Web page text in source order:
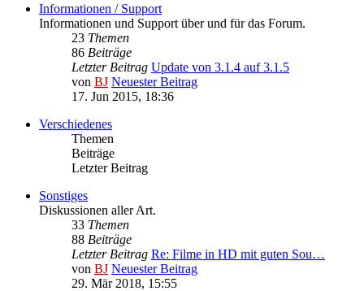
Informationen / Support
Informationen und Support über und für das Forum.
23 Themen
86 Beiträge
Letzter Beitrag Update von 3.1.4 auf 3.1.5
von BJ Neuester Beitrag
17. Jun 2015, 18:36
Verschiedenes
Themen
Beiträge
Letzter Beitrag
Sonstiges
Diskussionen aller Art.
33 Themen
88 Beiträge
Letzter Beitrag Re: Filme in HD mit guten Sou…
von BJ Neuester Beitrag
29. Mär 2018, 15:55